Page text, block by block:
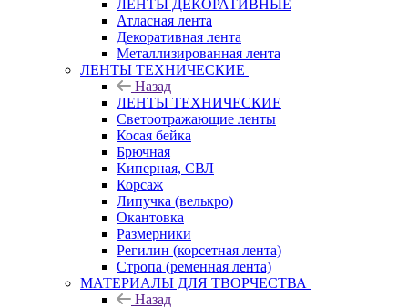
ЛЕНТЫ ДЕКОРАТИВНЫЕ
Атласная лента
Декоративная лента
Металлизированная лента
ЛЕНТЫ ТЕХНИЧЕСКИЕ
Назад
ЛЕНТЫ ТЕХНИЧЕСКИЕ
Светоотражающие ленты
Косая бейка
Брючная
Киперная, СВЛ
Корсаж
Липучка (велькро)
Окантовка
Размерники
Регилин (корсетная лента)
Стропа (ременная лента)
МАТЕРИАЛЫ ДЛЯ ТВОРЧЕСТВА
Назад